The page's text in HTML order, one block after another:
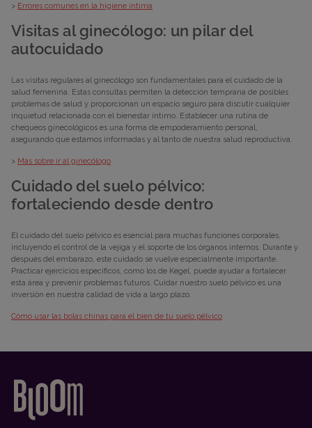
> Errores comunes en la higiene íntima
Visitas al ginecólogo: un pilar del
autocuidado
Las visitas regulares al ginecólogo son fundamentales para el cuidado de la
salud femenina. Estas consultas permiten la detección temprana de posibles
problemas de salud y proporcionan un espacio seguro para discutir cualquier
inquietud relacionada con el bienestar íntimo. Establecer una rutina de
chequeos ginecológicos es una forma de empoderamiento personal,
asegurando que estamos informadas y al tanto de nuestra salud reproductiva.
> Más sobre ir al ginecólogo
Cuidado del suelo pélvico:
fortaleciendo desde dentro
El cuidado del suelo pélvico es esencial para muchas funciones corporales,
incluyendo el control de la vejiga y el soporte de los órganos internos. Durante y
después del embarazo, este cuidado se vuelve especialmente importante.
Practicar ejercicios específicos, como los de Kegel, puede ayudar a fortalecer
esta área y prevenir problemas futuros. Cuidar nuestro suelo pélvico es una
inversión en nuestra calidad de vida a largo plazo.
Cómo usar las bolas chinas para el bien de tu suelo pélvico